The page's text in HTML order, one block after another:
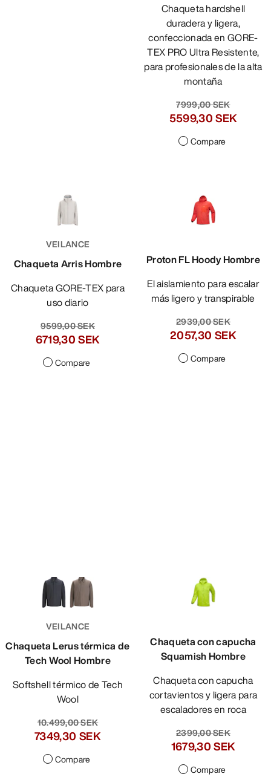
Chaqueta hardshell
duradera y ligera,
confeccionada en GORE-
TEX PRO Ultra Resistente,
para profesionales de la alta
montaña
7999,00 SEK
5599,30 SEK
Compare
VEILANCE
Chaqueta Arris Hombre
Chaqueta GORE-TEX para
uso diario
9599,00 SEK
6719,30 SEK
Compare
Proton FL Hoody Hombre
El aislamiento para escalar
más ligero y transpirable
2939,00 SEK
2057,30 SEK
Compare
VEILANCE
Chaqueta Lerus térmica de
Tech Wool Hombre
Softshell térmico de Tech
Wool
10.499,00 SEK
7349,30 SEK
Compare
Chaqueta con capucha
Squamish Hombre
Chaqueta con capucha
cortavientos y ligera para
escaladores en roca
2399,00 SEK
1679,30 SEK
Compare